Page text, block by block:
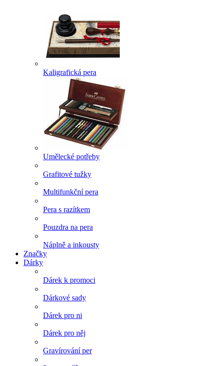
Kaligrafická pera
Umělecké potřeby
Grafitové tužky
Multifunkční pera
Pera s razítkem
Pouzdra na pera
Náplně a inkousty
Značky
Dárky
Dárek k promoci
Dárkové sady
Dárek pro ni
Dárek pro něj
Gravírování per